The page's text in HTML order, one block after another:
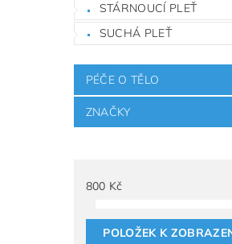
STÁRNOUCÍ PLEŤ
SUCHÁ PLEŤ
PÉČE O TĚLO
ZNAČKY
800 Kč
POLOŽEK K